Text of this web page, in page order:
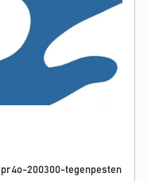
200300-tegenpesten